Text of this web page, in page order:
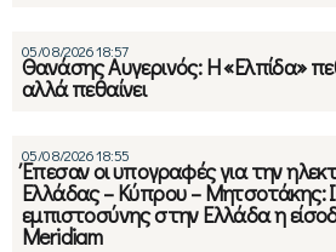
05/08/2026 18:57
Θανάσης Αυγερινός: Η «Ελπίδα»
αλλά πεθαίνει
05/08/2026 18:55
Έπεσαν οι υπογραφές για την
Ελλάδας – Κύπρου – Μητσοτάκης:
εμπιστοσύνης στην Ελλάδα η
Meridiam